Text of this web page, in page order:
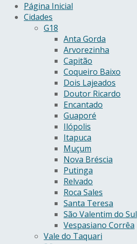
Página Inicial
Cidades
G18
Anta Gorda
Arvorezinha
Capitão
Coqueiro Baixo
Dois Lajeados
Doutor Ricardo
Encantado
Guaporé
Ilópolis
Itapuca
Muçum
Nova Bréscia
Putinga
Relvado
Roca Sales
Santa Teresa
São Valentim do Sul
Vespasiano Corrêa
Vale do Taquari